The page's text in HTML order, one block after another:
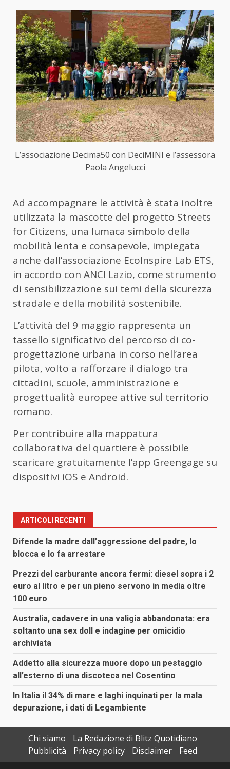
L’associazione Decima50 con DeciMINI e l’assessora
Paola Angelucci
Ad accompagnare le attività è stata inoltre
utilizzata la mascotte del progetto Streets
for Citizens, una lumaca simbolo della
mobilità lenta e consapevole, impiegata
anche dall’associazione EcoInspire Lab ETS,
in accordo con ANCI Lazio, come strumento
di sensibilizzazione sui temi della sicurezza
stradale e della mobilità sostenibile.
L’attività del 9 maggio rappresenta un
tassello significativo del percorso di co-
progettazione urbana in corso nell’area
pilota, volto a rafforzare il dialogo tra
cittadini, scuole, amministrazione e
progettualità europee attive sul territorio
romano.
Per contribuire alla mappatura
collaborativa del quartiere è possibile
scaricare gratuitamente l’app Greengage su
dispositivi iOS e Android.
ARTICOLI RECENTI
Difende la madre dall’aggressione del padre, lo
blocca e lo fa arrestare
Prezzi del carburante ancora fermi: diesel sopra i 2
euro al litro e per un pieno servono in media oltre
100 euro
Australia, cadavere in una valigia abbandonata: era
soltanto una sex doll e indagine per omicidio
archiviata
Addetto alla sicurezza muore dopo un pestaggio
all’esterno di una discoteca nel Cosentino
In Italia il 34% di mare e laghi inquinati per la mala
depurazione, i dati di Legambiente
Chi siamo
La Redazione di Blitz Quotidiano
Pubblicità
Privacy policy Disclaimer
Feed